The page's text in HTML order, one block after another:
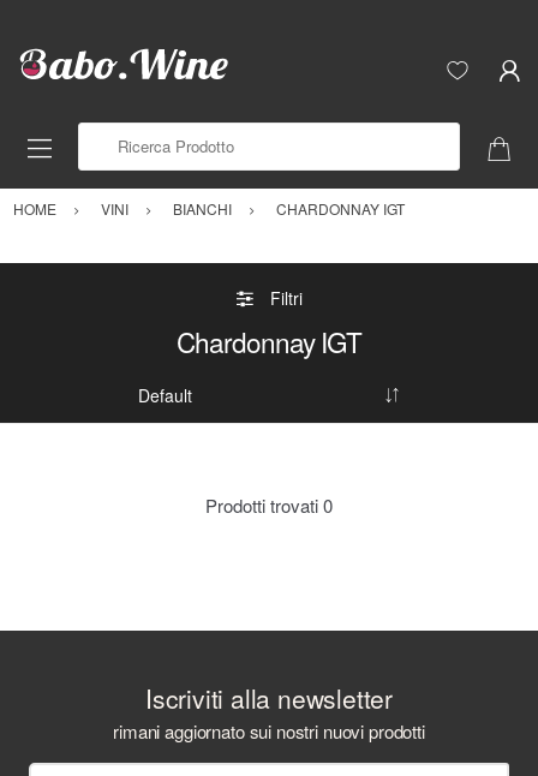
HOME VINI BIANCHI CHARDONNAY IGT
Filtri
Chardonnay IGT
Prodotti trovati0
Iscriviti alla newsletter
rimani aggiornato sui nostri nuovi prodotti